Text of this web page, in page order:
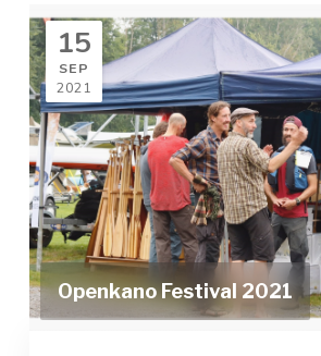
15
SEP
2021
Openkano Festival 2021